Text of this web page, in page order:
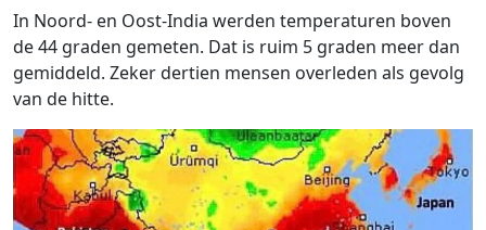
In Noord- en Oost-India werden temperaturen boven
de 44 graden gemeten. Dat is ruim 5 graden meer dan
gemiddeld. Zeker dertien mensen overleden als gevolg
van de hitte.